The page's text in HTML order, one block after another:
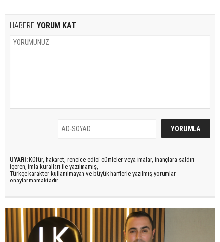
HABERE YORUM KAT
UYARI: Küfür, hakaret, rencide edici cümleler veya imalar, inançlara saldırı
içeren, imla kuralları ile yazılmamış,
Türkçe karakter kullanılmayan ve büyük harflerle yazılmış yorumlar
onaylanmamaktadır.